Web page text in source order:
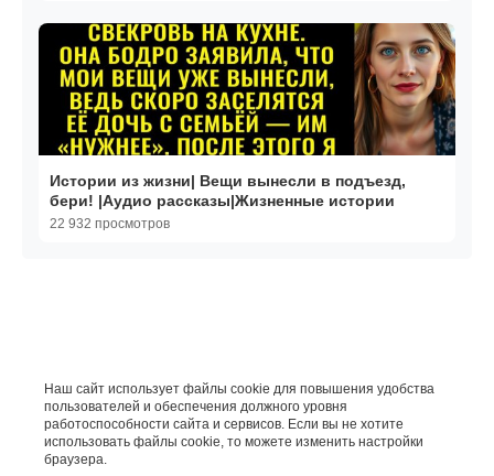
Истории из жизни| Вещи вынесли в подъезд,
бери! |Аудио рассказы|Жизненные истории
22 932 просмотров
Наш сайт использует файлы cookie для повышения удобства
пользователей и обеспечения должного уровня
работоспособности сайта и сервисов. Если вы не хотите
использовать файлы cookie, то можете изменить настройки
браузера.